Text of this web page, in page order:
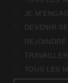
JE
DEVENIR
TOUS LES